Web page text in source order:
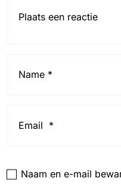
Naam en e-mail